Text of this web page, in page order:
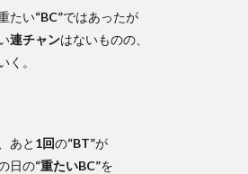
たい“BC”ではあったが
連チャンはないものの、
く。
あと 1回の“BT”が
日の“重たいBC”を